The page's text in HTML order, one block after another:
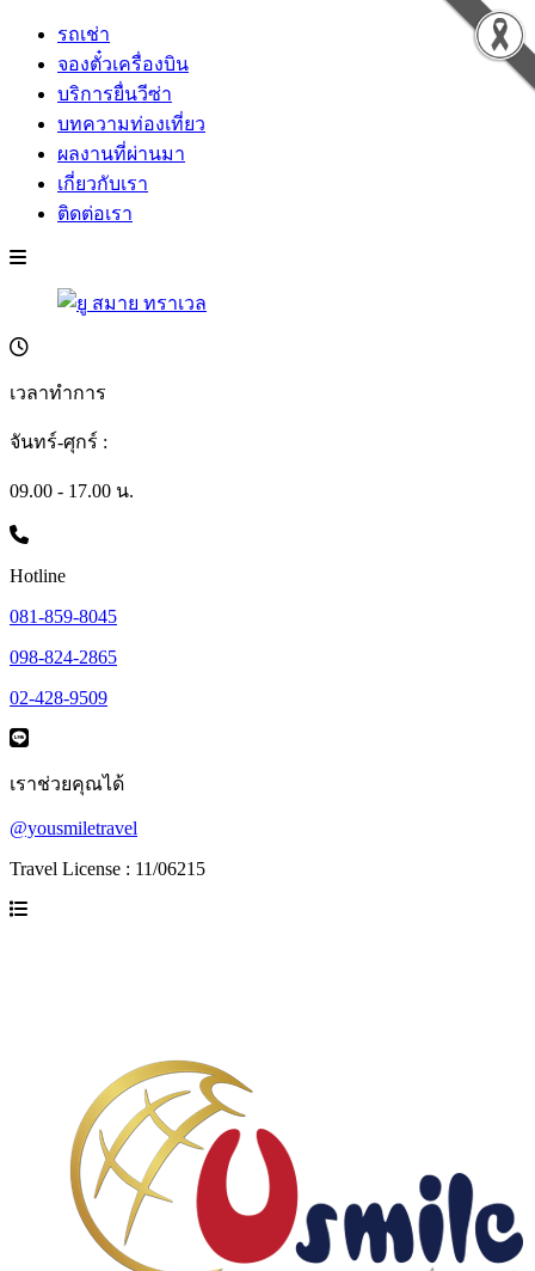
รถเช่า
จองตั๋วเครื่องบิน
บริการยื่นวีซ่า
บทความท่องเที่ยว
ผลงานที่ผ่านมา
เกี่ยวกับเรา
ติดต่อเรา
เวลาทำการ
จันทร์-ศุกร์ :
09.00 - 17.00 น.
Hotline
081-859-8045
098-824-2865
02-428-9509
เราช่วยคุณได้
@yousmiletravel
Travel License : 11/06215